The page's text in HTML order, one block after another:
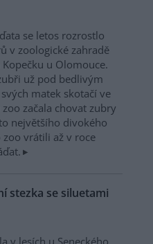
se letos rozrostlo
v zoologické zahradě
Kopečku u Olomouce.
už pod bedlivým
matek skotačí ve
začala chovat zubry
největšího divokého
vrátili až v roce
stezka se siluetami
v lesích u Seneckého